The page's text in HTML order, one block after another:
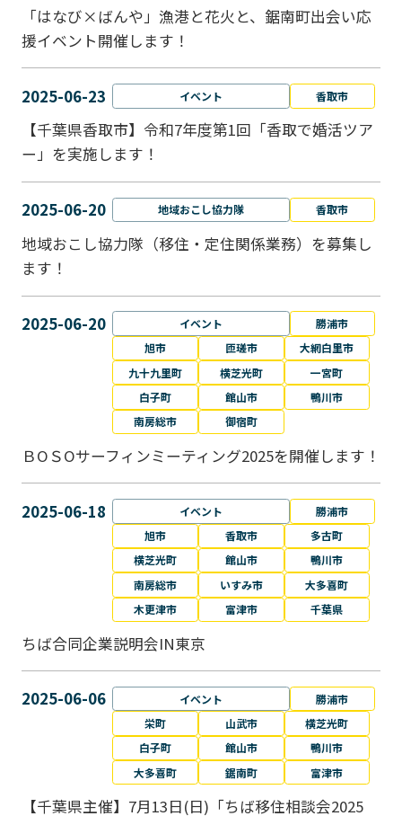
「はなび×ばんや」漁港と花火と、鋸南町出会い応
援イベント開催します！
2025-06-23 イベント 香取市
【千葉県香取市】令和7年度第1回「香取で婚活ツア
ー」を実施します！
2025-06-20 地域おこし協力隊 香取市
地域おこし協力隊（移住・定住関係業務）を募集し
ます！
2025-06-20 イベント
勝浦市
旭市
匝瑳市
大網白里市
九十九里町
横芝光町
一宮町
白子町
館山市
鴨川市
南房総市
御宿町
ＢОＳОサーフィンミーティング2025を開催します！
2025-06-18 イベント
勝浦市
旭市
香取市
多古町
横芝光町
館山市
鴨川市
南房総市
いすみ市
大多喜町
木更津市
富津市 千葉県
ちば合同企業説明会IN東京
2025-06-06 イベント
勝浦市
栄町
山武市
横芝光町
白子町
館山市
鴨川市
大多喜町
鋸南町 富津市
【千葉県主催】7月13日(日)「ちば移住相談会2025